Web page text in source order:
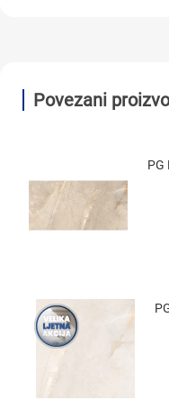
Povezani
PG